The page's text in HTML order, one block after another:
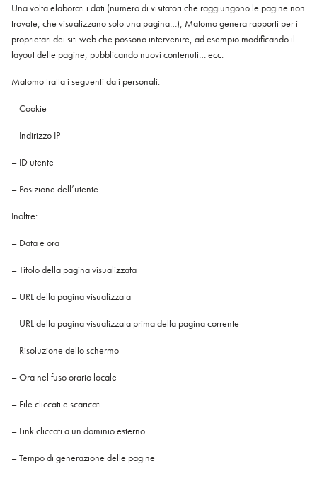
Una volta elaborati i dati (numero di visitatori che raggiungono le pagine non
trovate, che visualizzano solo una pagina…), Matomo genera rapporti per i
proprietari dei siti web che possono intervenire, ad esempio modificando il
layout delle pagine, pubblicando nuovi contenuti… ecc.
Matomo tratta i seguenti dati personali:
– Cookie
– Indirizzo IP
– ID utente
– Posizione dell’utente
Inoltre:
– Data e ora
– Titolo della pagina visualizzata
– URL della pagina visualizzata
– URL della pagina visualizzata prima della pagina corrente
– Risoluzione dello schermo
– Ora nel fuso orario locale
– File cliccati e scaricati
– Link cliccati a un dominio esterno
– Tempo di generazione delle pagine